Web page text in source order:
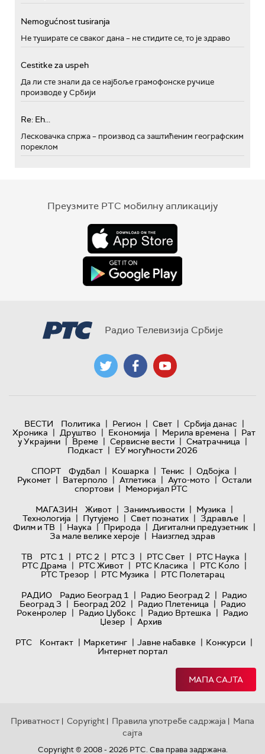
Nemogućnost tusiranja
Не туширате се сваког дана – не стидите се, то је здраво
Cestitke za uspeh
Да ли сте знали да се најбоље грамофонске ручице
производе у Србији
Re: Eh...
Лесковачка спржа – производ са заштићеним географским
пореклом
Преузмите РТС мобилну апликацију
Радио Телевизија Србије
ВЕСТИ Политика | Регион | Свет | Србија данас |
Хроника | Друштво | Економија | Мерила времена | Рат
у Украјини | Време | Сервисне вести | Сматрачница |
Подкаст | ЕУ могућности 2026
СПОРТ
Фудбал | Кошарка | Тенис | Одбојка |
Рукомет | Ватерполо | Атлетика | Ауто-мото | Остали
спортови | Меморијал РТС
МАГАЗИН
Живот | Занимљивости | Музика |
Технологијa | Путујемо | Свет познатих | Здравље |
Филм и ТВ | Наука | Природа | Дигитални предузетник |
За мале велике хероје | Наизглед здрав
ТВ
РТС 1 | РТС 2 | РТС 3 | РТС Свет | РТС Наука |
РТС Драма | РТС Живот | РТС Класика | РТС Коло |
РТС Трезор | РТС Музика | РТС Полетарац
РАДИО
Радио Београд 1 | Радио Београд 2 | Радио
Београд 3 | Београд 202 | Радио Плетеница | Радио
Рокенролер | Радио Џубокс | Радио Вртешка | Радио
Џезер | Архив
РТС
Контакт | Маркетинг | Јавне набавке | Конкурси |
Интернет портал
МАПА САЈТА
Приватност | Copyright | Правила употребе садржаја | Мапа
сајта
Copyright © 2008 - 2026 РТС. Сва права задржана.